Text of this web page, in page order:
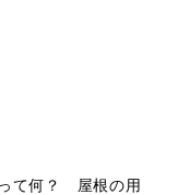
て何？ 屋根の用